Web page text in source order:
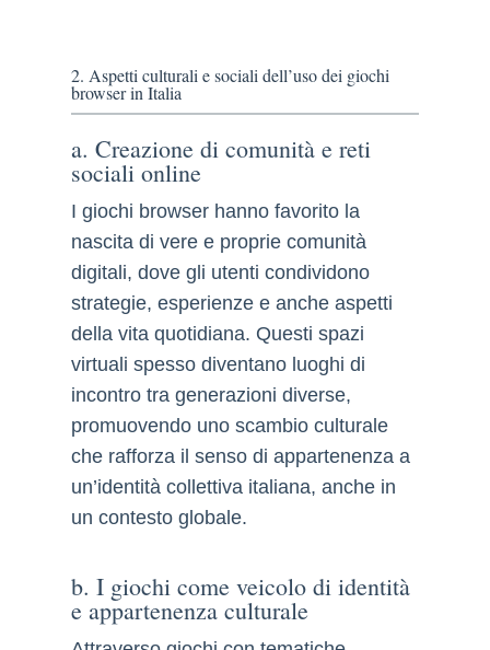
2. Aspetti culturali e sociali dell’uso dei giochi
browser in Italia
a. Creazione di comunità e reti
sociali online
I giochi browser hanno favorito la
nascita di vere e proprie comunità
digitali, dove gli utenti condividono
strategie, esperienze e anche aspetti
della vita quotidiana. Questi spazi
virtuali spesso diventano luoghi di
incontro tra generazioni diverse,
promuovendo uno scambio culturale
che rafforza il senso di appartenenza a
un’identità collettiva italiana, anche in
un contesto globale.
b. I giochi come veicolo di identità
e appartenenza culturale